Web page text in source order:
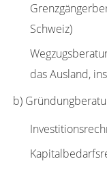
Schweiz)
das Ausland,
b)